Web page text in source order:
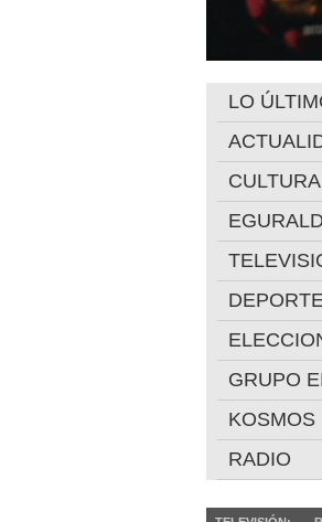
LO
CULTURA
GRUPO
KOSMOS
RADIO